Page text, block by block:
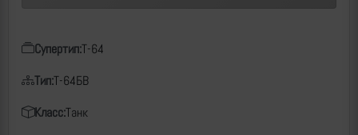
Супертип:Т-64
Тип:Т-64БВ
Класс:Танк